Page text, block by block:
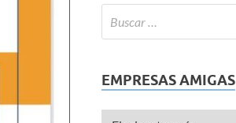
EMPRESAS AMIGAS